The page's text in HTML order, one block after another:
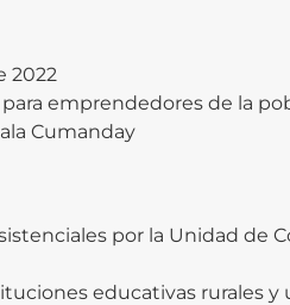
2022
emprendedores de la
Cumanday
por la Unidad de
educativas rurales y